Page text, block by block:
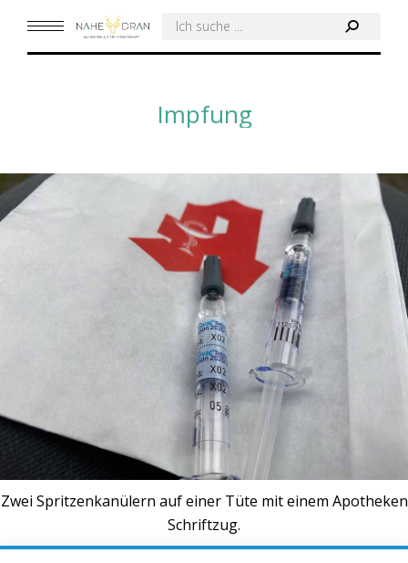
Search:
Impfung
Zwei Spritzenkanülern auf einer Tüte mit einem Apotheken
Schriftzug.